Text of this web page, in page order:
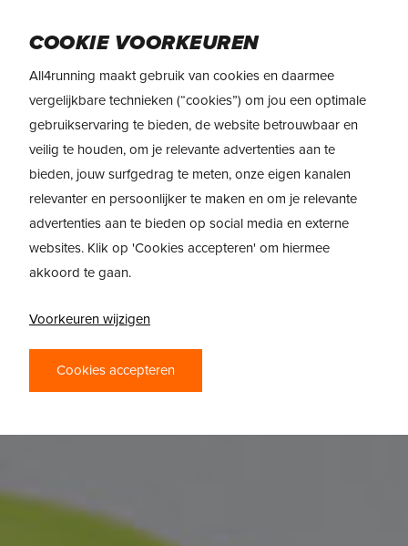
COOKIE VOORKEUREN
All4running maakt gebruik van cookies en daarmee
vergelijkbare technieken (“cookies”) om jou een optimale
gebruikservaring te bieden, de website betrouwbaar en
veilig te houden, om je relevante advertenties aan te
bieden, jouw surfgedrag te meten, onze eigen kanalen
relevanter en persoonlijker te maken en om je relevante
advertenties aan te bieden op social media en externe
websites. Klik op 'Cookies accepteren' om hiermee
akkoord te gaan.
Voorkeuren wijzigen
Cookies accepteren